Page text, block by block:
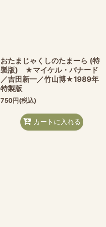
おたまじゃくしのたまーら (特
製版) ★マイケル・バナード
／吉田新一／竹山博★1989年
特製版
750円(税込)
カートに入れる